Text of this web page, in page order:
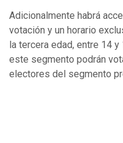
Adicionalmente habrá
votación y un horario
la tercera edad, entre 14
este segmento podrán
electores del segmento